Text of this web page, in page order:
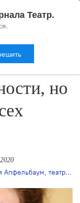
но
Апфельбаум, театральное дело
Театр.